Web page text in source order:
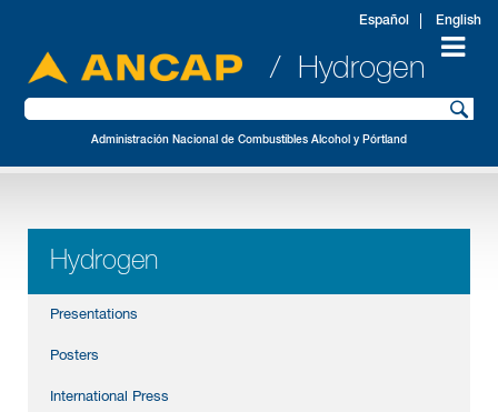
Administración Nacional de Combustibles Alcohol y Pórtland
/ Hydrogen
Español English
Hydrogen
Presentations
Posters
International Press